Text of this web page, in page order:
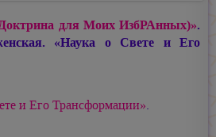
для Моих ИзбРАнных)».
«Наука о Свете и Его
и Его Трансформации».